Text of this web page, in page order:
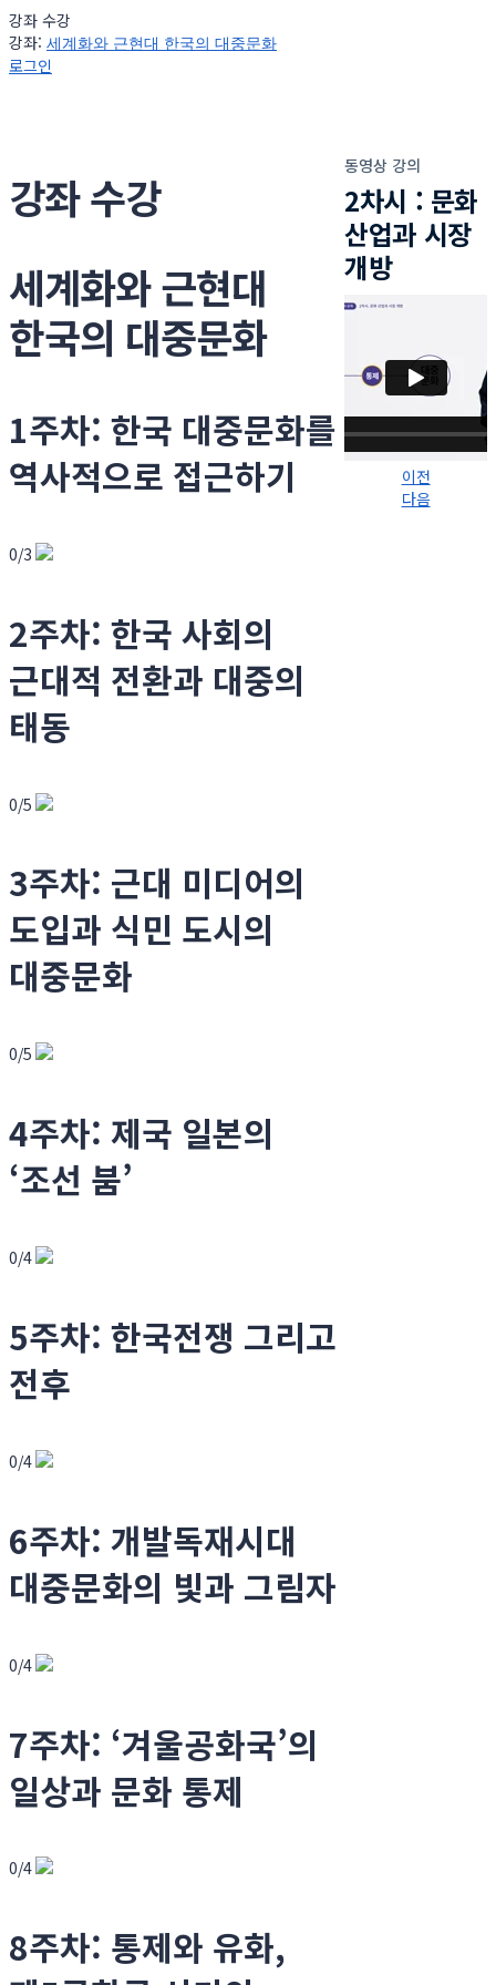
강좌 수강
강좌: 세계화와 근현대 한국의 대중문화
로그인
강좌 수강
세계화와 근현대
한국의 대중문화
1주차: 한국 대중문화를
역사적으로 접근하기
0/3
2주차: 한국 사회의
근대적 전환과 대중의
태동
0/5
3주차: 근대 미디어의
도입과 식민 도시의
대중문화
0/5
4주차: 제국 일본의
‘조선 붐’
0/4
5주차: 한국전쟁 그리고
전후
0/4
6주차: 개발독재시대
대중문화의 빛과 그림자
0/4
7주차: ‘겨울공화국’의
일상과 문화 통제
0/4
8주차: 통제와 유화,
동영상 강의
2차시 : 문화
산업과 시장
개방
이전
다음